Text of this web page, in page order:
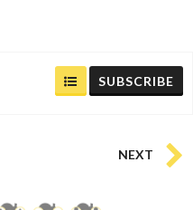
SUBSCRIBE
NEXT